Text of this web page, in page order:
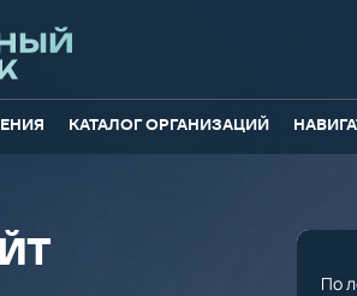
КАТАЛОГ ОРГАНИЗАЦИЙ
По